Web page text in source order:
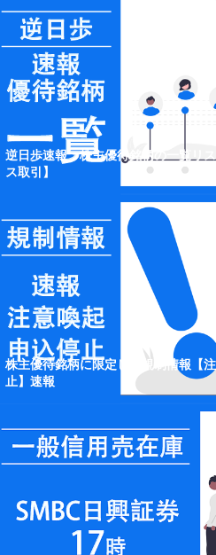
逆日歩速報：株主優待銘柄の一覧リ
ス取引】
株主優待銘柄に限定した規制情報【注
止】速報